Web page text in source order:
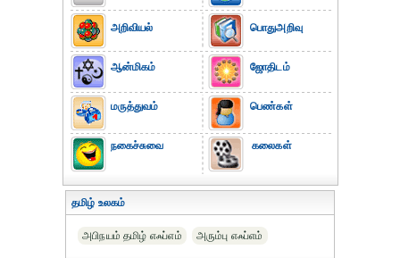
அறிவியல்
ஆன்மிகம்
மருத்துவம்
நகைச்சுவை
பொதுஅறிவு
ஜோதிடம்
பெண்கள்
கலைகள்
தமிழ் உலகம்
அபிநயம் தமிழ் எஃப்எம் அரும்பு எஃப்எம்